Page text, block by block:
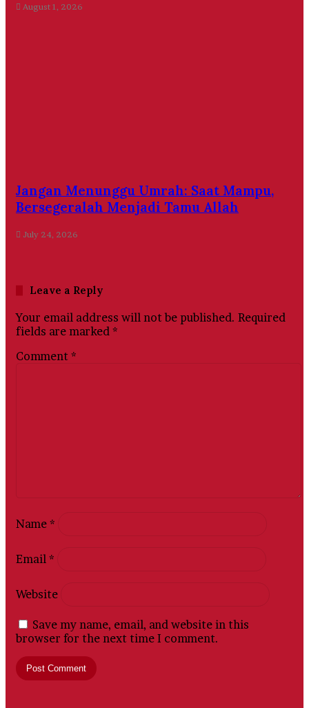
August 1, 2026
Jangan Menunggu Umrah: Saat Mampu,
Bersegeralah Menjadi Tamu Allah
July 24, 2026
Leave a Reply
Your email address will not be published. Required
fields are marked *
Comment *
Name *
Email *
Website
Save my name, email, and website in this
browser for the next time I comment.